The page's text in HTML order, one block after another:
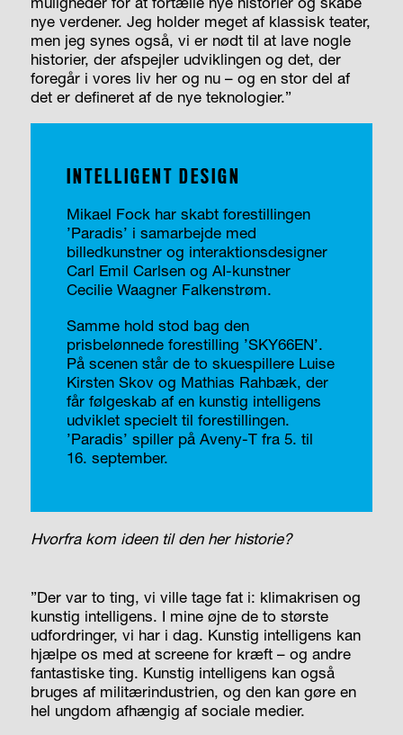
nye verdener. Jeg holder meget af klassisk teater,
men jeg synes også, vi er nødt til at lave nogle
historier, der afspejler udviklingen og det, der
foregår i vores liv her og nu – og en stor del af
det er defineret af de nye teknologier.”
INTELLIGENT DESIGN
Mikael Fock har skabt forestillingen
’Paradis’ i samarbejde med
billedkunstner og interaktionsdesigner
Carl Emil Carlsen og AI-kunstner
Cecilie Waagner Falkenstrøm.
Samme hold stod bag den
prisbelønnede forestilling ’SKY66EN’.
På scenen står de to skuespillere Luise
Kirsten Skov og Mathias Rahbæk, der
får følgeskab af en kunstig intelligens
udviklet specielt til forestillingen.
’Paradis’ spiller på Aveny-T fra 5. til
16. september.
Hvorfra kom ideen til den her historie?
”Der var to ting, vi ville tage fat i: klimakrisen og
kunstig intelligens. I mine øjne de to største
udfordringer, vi har i dag. Kunstig intelligens kan
hjælpe os med at screene for kræft – og andre
fantastiske ting. Kunstig intelligens kan også
bruges af militærindustrien, og den kan gøre en
hel ungdom afhængig af sociale medier.